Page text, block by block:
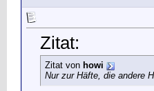
Zitat:
Zitat von howi
Nur zur Häfte, die andere